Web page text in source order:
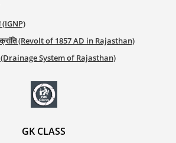
(IGNP)
क्रांति (Revolt of 1857 AD in Rajasthan)
(Drainage System of Rajasthan)
GK CLASS